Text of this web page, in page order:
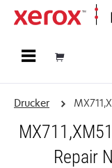
Drucker
Repair